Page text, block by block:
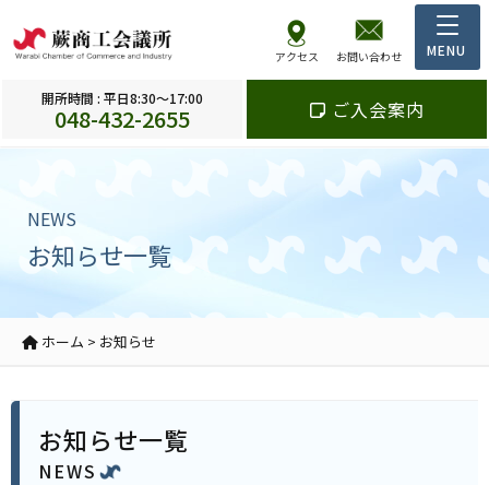
アクセス お問い合わせ
開所時間 : 平日8:30～17:00
048-432-2655 ご入会案内
NEWS
お知らせ一覧
ホーム > お知らせ
お知らせ一覧
NEWS